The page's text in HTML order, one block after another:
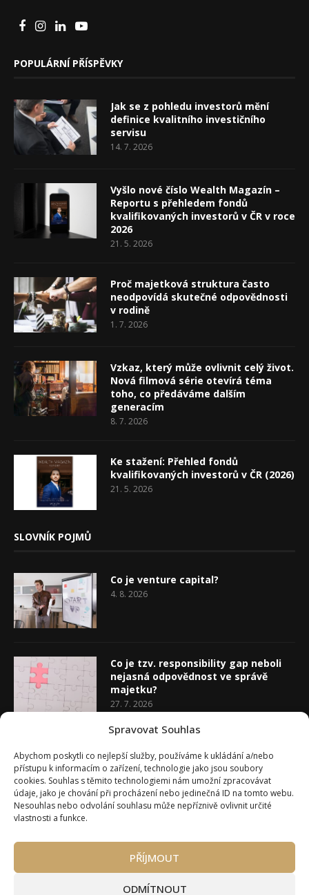
Spravovat Souhlas
Abychom poskytli co nejlepší služby, používáme k ukládání a/nebo
přístupu k informacím o zařízení, technologie jako jsou soubory
cookies. Souhlas s těmito technologiemi nám umožní zpracovávat
údaje, jako je chování při procházení nebo jedinečná ID na tomto webu.
Nesouhlas nebo odvolání souhlasu může nepříznivě ovlivnit určité
vlastnosti a funkce.
PŘÍJMOUT
ODMÍTNOUT
POPULÁRNÍ PŘÍSPĚVKY
Jak se z pohledu investorů mění
definice kvalitního investičního
servisu
14. 7. 2026
Vyšlo nové číslo Wealth Magazín –
Reportu s přehledem fondů
kvalifikovaných investorů v ČR v roce
2026
21. 5. 2026
Proč majetková struktura často
neodpovídá skutečné odpovědnosti
v rodině
1. 7. 2026
Vzkaz, který může ovlivnit celý život.
Nová filmová série otevírá téma
toho, co předáváme dalším
generacím
8. 7. 2026
Ke stažení: Přehled fondů
kvalifikovaných investorů v ČR (2026)
21. 5. 2026
SLOVNÍK POJMŮ
Co je venture capital?
4. 8. 2026
Co je tzv. responsibility gap neboli
nejasná odpovědnost ve správě
majetku?
27. 7. 2026
20. 7. 2026
O Wealth Magazínu Můj účet
Kontakty
Máte zájem o spolupráci?
Pravidla používání webu wmag.cz